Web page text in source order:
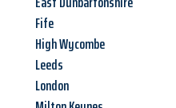
Fife
High Wycombe
Leeds
London